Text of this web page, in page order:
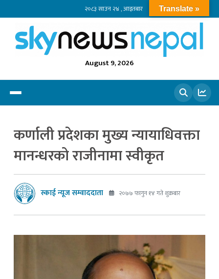
२०८३ साउन २४ , आइतबार
August 9, 2026
कर्णाली प्रदेशका मुख्य न्यायाधिवक्ता
मानन्धरको राजीनामा स्वीकृत
स्काई न्यूज सम्वाददाता २०७७ फागुन १४ गते शुक्रबार
Translate »